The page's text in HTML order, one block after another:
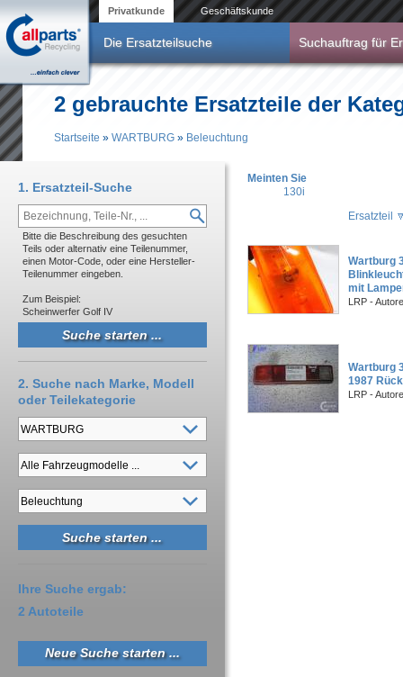
Privatkunde Geschäftskunde
Die Ersatzteilsuche Suchauftrag für
2 gebrauchte Ersatzteile der
Startseite » WARTBURG » Beleuchtung
Meinten Sie
130i
Ersatzteil
Wartburg
mit
LRP -
Wartburg
1987
LRP -
1. Ersatzteil-Suche
Bitte die Beschreibung des gesuchten
Teils oder alternativ eine Teilenummer,
einen Motor-Code, oder eine Hersteller-
Teilenummer eingeben.
Zum Beispiel:
Scheinwerfer Golf IV
2. Suche nach Marke, Modell
oder Teilekategorie
Ihre Suche ergab:
2 Autoteile
Neue Suche starten ...